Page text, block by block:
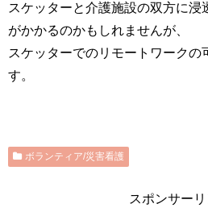
スケッターと介護施設の双方に浸
がかかるのかもしれませんが、
スケッターでのリモートワークの
す。
ボランティア/災害看護
スポンサー